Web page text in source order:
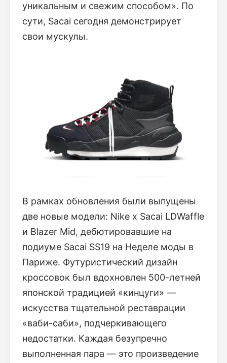
уникальным и свежим способом». По
сути, Sacai сегодня демонстрирует
свои мускулы.
В рамках обновления были выпущены
две новые модели: Nike x Sacai LDWaffle
и Blazer Mid, дебютировавшие на
подиуме Sacai SS19 на Неделе моды в
Париже. Футуристический дизайн
кроссовок был вдохновлен 500-летней
японской традицией «кинцуги» —
искусства тщательной реставрации
«ваби-саби», подчеркивающего
недостатки. Каждая безупречно
выполненная пара — это произведение